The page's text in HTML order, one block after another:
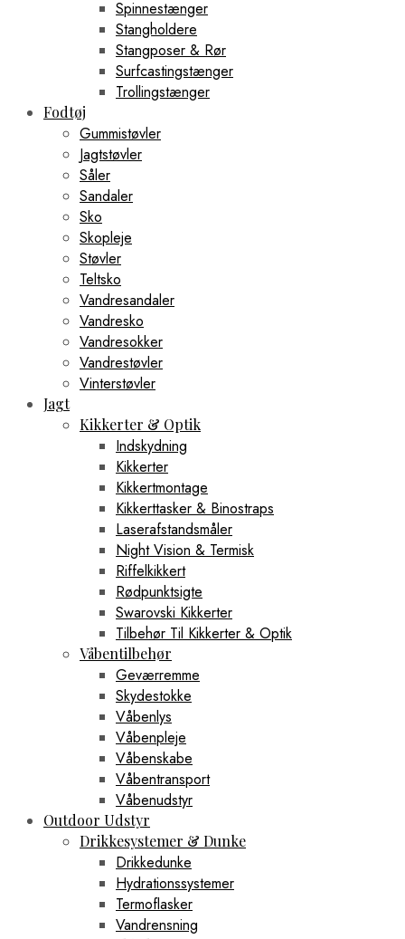
Spinnestænger
Stangholdere
Stangposer & Rør
Surfcastingstænger
Trollingstænger
Fodtøj
Gummistøvler
Jagtstøvler
Såler
Sandaler
Sko
Skopleje
Støvler
Teltsko
Vandresandaler
Vandresko
Vandresokker
Vandrestøvler
Vinterstøvler
Jagt
Kikkerter & Optik
Indskydning
Kikkerter
Kikkertmontage
Kikkerttasker & Binostraps
Laserafstandsmåler
Night Vision & Termisk
Riffelkikkert
Rødpunktsigte
Swarovski Kikkerter
Tilbehør Til Kikkerter & Optik
Våbentilbehør
Geværremme
Skydestokke
Våbenlys
Våbenpleje
Våbenskabe
Våbentransport
Våbenudstyr
Outdoor Udstyr
Drikkesystemer & Dunke
Drikkedunke
Hydrationssystemer
Termoflasker
Vandrensning